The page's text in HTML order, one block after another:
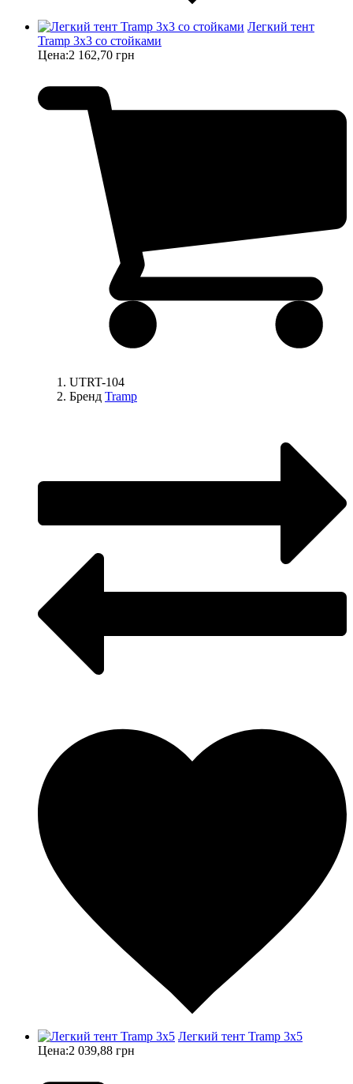
Легкий тент
Tramp 3x3 со стойками
Цена:2 162,70 грн
UTRT-104
Бренд Tramp
Легкий тент Tramp 3x5
Цена:2 039,88 грн